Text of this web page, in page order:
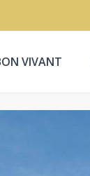
VIVANT